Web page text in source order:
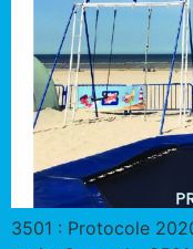
3501 : Protocole